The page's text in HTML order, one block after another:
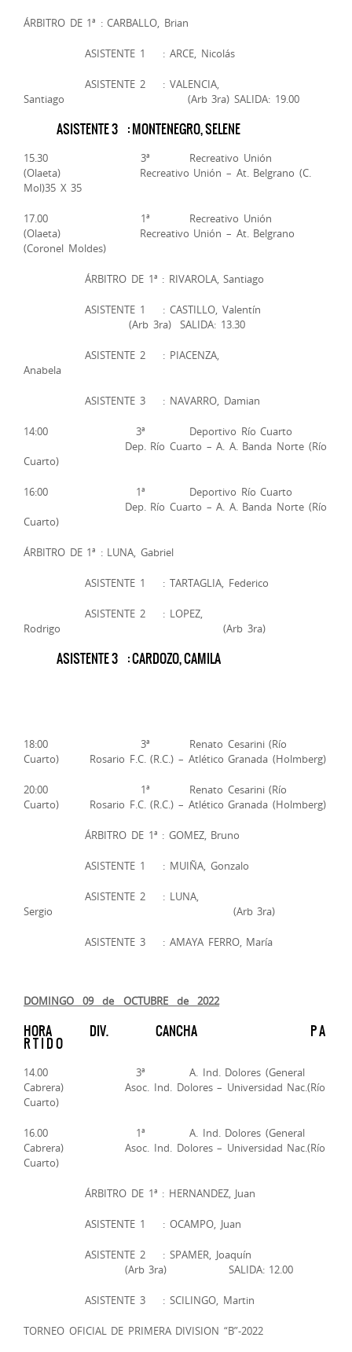
ÁRBITRO DE 1ª : CARBALLO, Brian
ASISTENTE 1 : ARCE, Nicolás
ASISTENTE 2 : VALENCIA,
Santiago (Arb 3ra) SALIDA: 19.00
ASISTENTE 3 : MONTENEGRO, SELENE
15.30 3ª Recreativo Unión
(Olaeta) Recreativo Unión – At. Belgrano (C.
Mol)35 X 35
17.00 1ª Recreativo Unión
(Olaeta) Recreativo Unión – At. Belgrano
(Coronel Moldes)
ÁRBITRO DE 1ª : RIVAROLA, Santiago
ASISTENTE 1 : CASTILLO, Valentín
(Arb 3ra) SALIDA: 13.30
ASISTENTE 2 : PIACENZA,
Anabela
ASISTENTE 3 : NAVARRO, Damian
14:00 3ª Deportivo Río Cuarto
Dep. Río Cuarto – A. A. Banda Norte (Río
Cuarto)
16:00 1ª Deportivo Río Cuarto
Dep. Río Cuarto – A. A. Banda Norte (Río
Cuarto)
ÁRBITRO DE 1ª : LUNA, Gabriel
ASISTENTE 1 : TARTAGLIA, Federico
ASISTENTE 2 : LOPEZ,
Rodrigo (Arb 3ra)
ASISTENTE 3 : CARDOZO, CAMILA
18:00 3ª Renato Cesarini (Río
Cuarto) Rosario F.C. (R.C.) – Atlético Granada (Holmberg)
20:00 1ª Renato Cesarini (Río
Cuarto) Rosario F.C. (R.C.) – Atlético Granada (Holmberg)
ÁRBITRO DE 1ª : GOMEZ, Bruno
ASISTENTE 1 : MUIÑA, Gonzalo
ASISTENTE 2 : LUNA,
Sergio (Arb 3ra)
ASISTENTE 3 : AMAYA FERRO, María
DOMINGO 09 de OCTUBRE de 2022
HORA DIV. CANCHA P A
R T I D O
14.00 3ª A. Ind. Dolores (General
Cabrera) Asoc. Ind. Dolores – Universidad Nac.(Río
Cuarto)
16.00 1ª A. Ind. Dolores (General
Cabrera) Asoc. Ind. Dolores – Universidad Nac.(Río
Cuarto)
ÁRBITRO DE 1ª : HERNANDEZ, Juan
ASISTENTE 1 : OCAMPO, Juan
ASISTENTE 2 : SPAMER, Joaquín
(Arb 3ra) SALIDA: 12.00
ASISTENTE 3 : SCILINGO, Martin
TORNEO OFICIAL DE PRIMERA DIVISION “B”-2022